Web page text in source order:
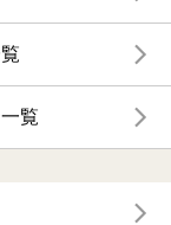
覧